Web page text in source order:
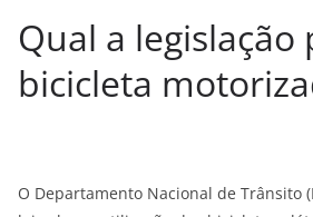
Qual a legislação
bicicleta
O Departamento Nacional de Trânsito